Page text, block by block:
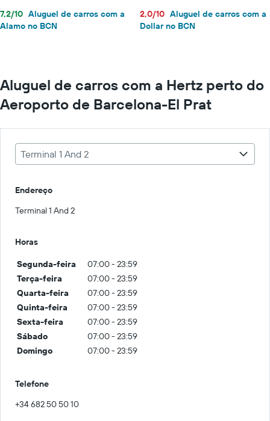
7,2/10 Aluguel de carros com a
Alamo no BCN
2,0/10 Aluguel de carros com a
Dollar no BCN
Aluguel de carros com a Hertz perto do
Aeroporto de Barcelona-El Prat
Terminal 1 And 2
Endereço
Terminal 1 And 2
Horas
Segunda-feira
07:00 - 23:59
Terça-feira
07:00 - 23:59
Quarta-feira
07:00 - 23:59
Quinta-feira
07:00 - 23:59
Sexta-feira
07:00 - 23:59
Sábado
07:00 - 23:59
Domingo
07:00 - 23:59
Telefone
+34 682 50 50 10